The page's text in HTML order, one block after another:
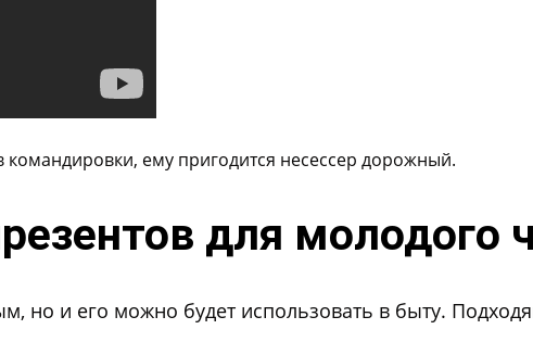
командировки, ему пригодится несессер дорожный.
для молодого
но и его можно будет использовать в быту.